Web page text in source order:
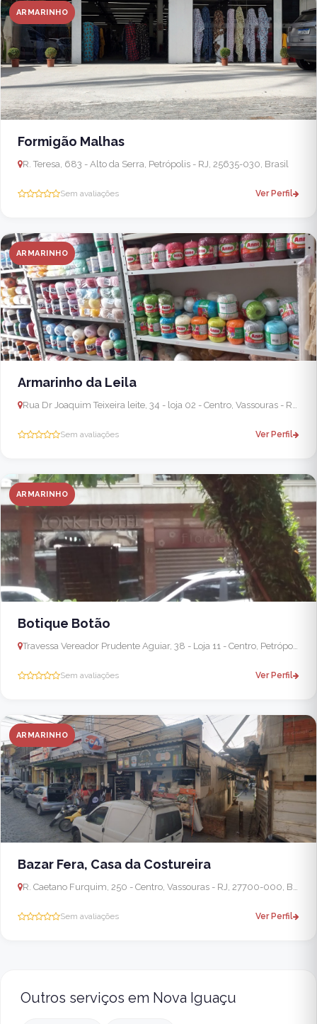
ARMARINHO
Formigão Malhas
R. Teresa, 683 - Alto da Serra, Petrópolis - RJ, 25635-030, Brasil
Sem avaliações Ver Perfil
ARMARINHO
Armarinho da Leila
Rua Dr Joaquim Teixeira leite, 34 - loja 02 - Centro, Vassouras - RJ, 27700-000, Brasil
Sem avaliações Ver Perfil
ARMARINHO
Botique Botão
Travessa Vereador Prudente Aguiar, 38 - Loja 11 - Centro, Petrópolis - RJ, 25620-090, Brasil
Sem avaliações Ver Perfil
ARMARINHO
Bazar Fera, Casa da Costureira
R. Caetano Furquim, 250 - Centro, Vassouras - RJ, 27700-000, Brasil
Sem avaliações Ver Perfil
Outros serviços em Nova Iguaçu